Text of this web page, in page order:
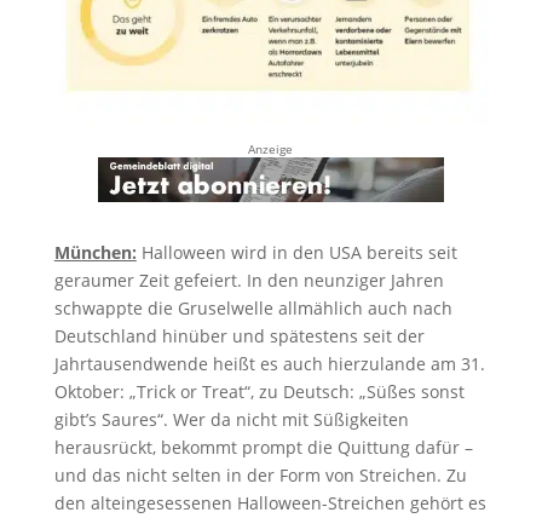
Anzeige
München: Halloween wird in den USA bereits seit
geraumer Zeit gefeiert. In den neunziger Jahren
schwappte die Gruselwelle allmählich auch nach
Deutschland hinüber und spätestens seit der
Jahrtausendwende heißt es auch hierzulande am 31.
Oktober: „Trick or Treat“, zu Deutsch: „Süßes sonst
gibt’s Saures“. Wer da nicht mit Süßigkeiten
herausrückt, bekommt prompt die Quittung dafür –
und das nicht selten in der Form von Streichen. Zu
den alteingesessenen Halloween-Streichen gehört es